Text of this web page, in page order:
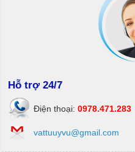
Hỗ trợ 24/7
Điện thoại: 0978.471.283
vattuuyvu@gmail.com